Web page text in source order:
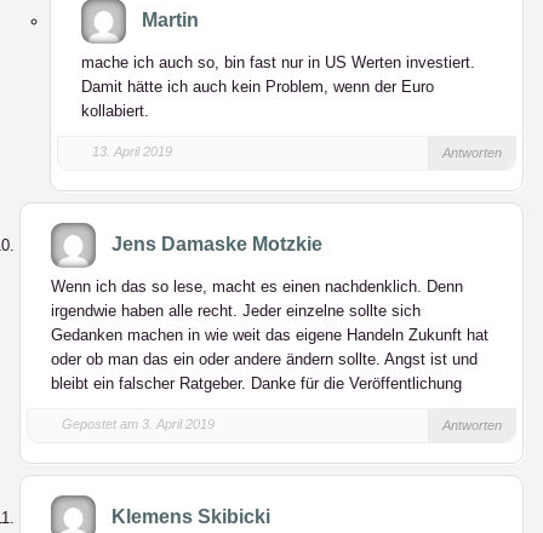
Martin
mache ich auch so, bin fast nur in US Werten investiert.
Damit hätte ich auch kein Problem, wenn der Euro
kollabiert.
13. April 2019 Antworten
Jens Damaske Motzkie
Wenn ich das so lese, macht es einen nachdenklich. Denn
irgendwie haben alle recht. Jeder einzelne sollte sich
Gedanken machen in wie weit das eigene Handeln Zukunft hat
oder ob man das ein oder andere ändern sollte. Angst ist und
bleibt ein falscher Ratgeber. Danke für die Veröffentlichung
Gepostet am 3. April 2019 Antworten
Klemens Skibicki